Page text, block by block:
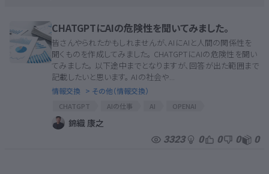
CHATGPTにAIの危険性を聞いてみました。
皆さんやられたかもしれませんが、AIにAIと人間の関係性を
聞くものを作成してみました。 CHATGPTにAIの危険性を聞い
てみました。 以下途中までとなりますが、回答が出た範囲まで
記載したいと思います。 AIの社会や...
情報交換 > その他（情報交換）
CHATGPT AIの仕事 AI
OPENAI
AIとそれ以外
錦織 康之
3323 0 0 0 0